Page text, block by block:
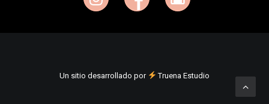
Un sitio desarrollado por Truena Estudio